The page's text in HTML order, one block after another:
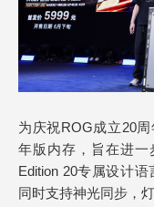
为庆祝ROG成立20
年版内存，旨在进
Edition 20专属设计
同时支持神光同步，